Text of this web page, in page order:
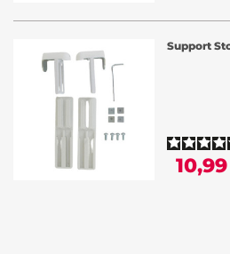
Support